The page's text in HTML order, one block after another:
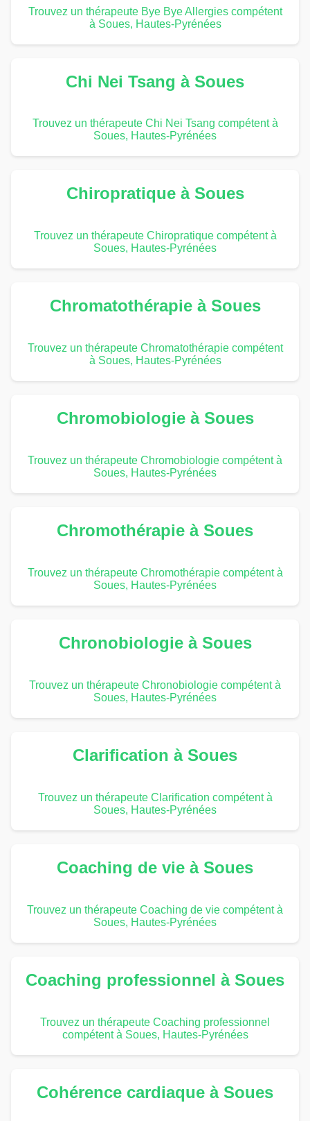
Trouvez un thérapeute Bye Bye Allergies compétent
à Soues, Hautes-Pyrénées
Chi Nei Tsang à Soues
Trouvez un thérapeute Chi Nei Tsang compétent à
Soues, Hautes-Pyrénées
Chiropratique à Soues
Trouvez un thérapeute Chiropratique compétent à
Soues, Hautes-Pyrénées
Chromatothérapie à Soues
Trouvez un thérapeute Chromatothérapie compétent
à Soues, Hautes-Pyrénées
Chromobiologie à Soues
Trouvez un thérapeute Chromobiologie compétent à
Soues, Hautes-Pyrénées
Chromothérapie à Soues
Trouvez un thérapeute Chromothérapie compétent à
Soues, Hautes-Pyrénées
Chronobiologie à Soues
Trouvez un thérapeute Chronobiologie compétent à
Soues, Hautes-Pyrénées
Clarification à Soues
Trouvez un thérapeute Clarification compétent à
Soues, Hautes-Pyrénées
Coaching de vie à Soues
Trouvez un thérapeute Coaching de vie compétent à
Soues, Hautes-Pyrénées
Coaching professionnel à Soues
Trouvez un thérapeute Coaching professionnel
compétent à Soues, Hautes-Pyrénées
Cohérence cardiaque à Soues